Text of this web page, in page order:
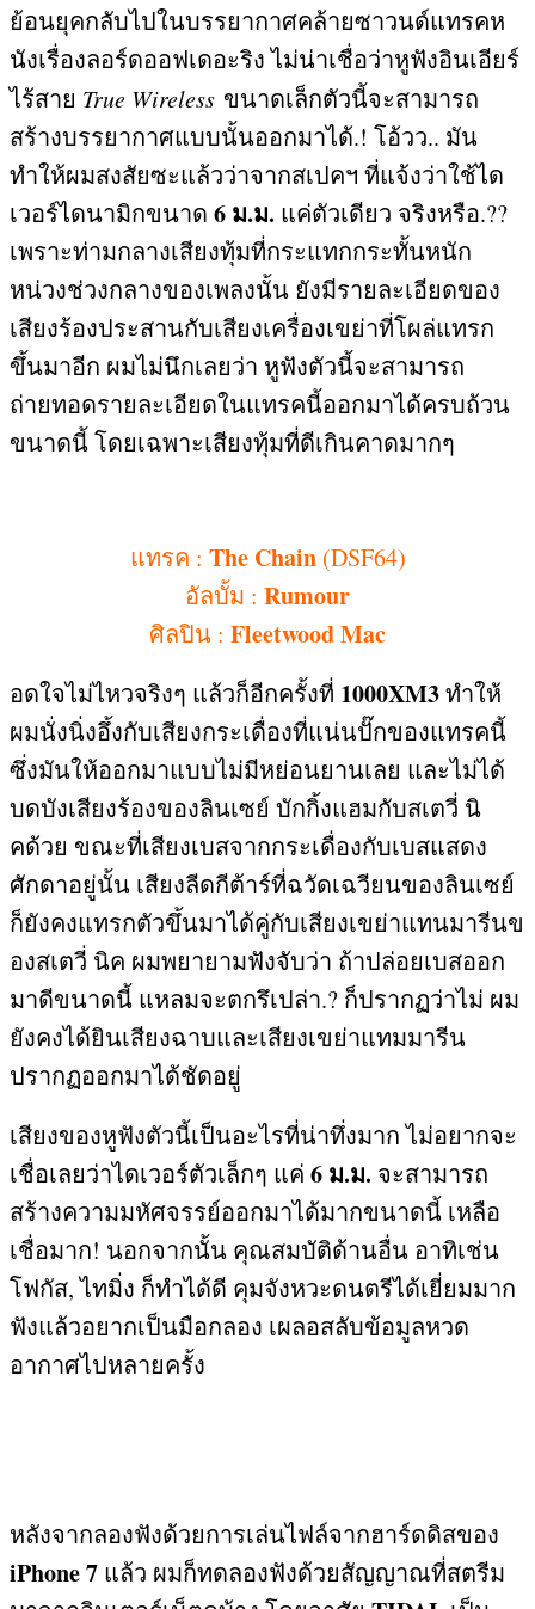
ย้อนยุคกลับไปในบรรยากาศคล้ายซาวนด์แทรคห
นังเรื่องลอร์ดออฟเดอะริง ไม่น่าเชื่อว่าหูฟังอินเอียร์
ไร้สาย True Wireless ขนาดเล็กตัวนี้จะสามารถ
สร้างบรรยากาศแบบนั้นออกมาได้.! โอ้วว.. มัน
ทำให้ผมสงสัยซะแล้วว่าจากสเปคฯ ที่แจ้งว่าใช้ได
เวอร์ไดนามิกขนาด 6 ม.ม. แค่ตัวเดียว จริงหรือ.??
เพราะท่ามกลางเสียงทุ้มที่กระแทกกระทั้นหนัก
หน่วงช่วงกลางของเพลงนั้น ยังมีรายละเอียดของ
เสียงร้องประสานกับเสียงเครื่องเขย่าที่โผล่แทรก
ขึ้นมาอีก ผมไม่นึกเลยว่า หูฟังตัวนี้จะสามารถ
ถ่ายทอดรายละเอียดในแทรคนี้ออกมาได้ครบถ้วน
ขนาดนี้ โดยเฉพาะเสียงทุ้มที่ดีเกินคาดมากๆ
แทรค : The Chain(DSF64)
อัลบั้ม : Rumour
ศิลปิน : Fleetwood Mac
อดใจไม่ไหวจริงๆ แล้วก็อีกครั้งที่ 1000XM3ทำให้
ผมนั่งนิ่งอึ้งกับเสียงกระเดื่องที่แน่นปั๊กของแทรคนี้
ซึ่งมันให้ออกมาแบบไม่มีหย่อนยานเลย และไม่ได้
บดบังเสียงร้องของลินเซย์ บักกิ้งแฮมกับสเตวี่ นิ
คด้วย ขณะที่เสียงเบสจากกระเดื่องกับเบสแสดง
ศักดาอยู่นั้น เสียงลีดกีต้าร์ที่ฉวัดเฉวียนของลินเซย์
ก็ยังคงแทรกตัวขึ้นมาได้คู่กับเสียงเขย่าแทนมารีนข
องสเตวี่ นิค ผมพยายามฟังจับว่า ถ้าปล่อยเบสออก
มาดีขนาดนี้ แหลมจะตกรึเปล่า.? ก็ปรากฏว่าไม่ ผม
ยังคงได้ยินเสียงฉาบและเสียงเขย่าแทมมารีน
ปรากฏออกมาได้ชัดอยู่
เสียงของหูฟังตัวนี้เป็นอะไรที่น่าทึ่งมาก ไม่อยากจะ
เชื่อเลยว่าไดเวอร์ตัวเล็กๆ แค่ 6 ม.ม. จะสามารถ
สร้างความมหัศจรรย์ออกมาได้มากขนาดนี้ เหลือ
เชื่อมาก! นอกจากนั้น คุณสมบัติด้านอื่น อาทิเช่น
โฟกัส,ไทมิ่ง ก็ทำได้ดี คุมจังหวะดนตรีได้เยี่ยมมาก
ฟังแล้วอยากเป็นมือกลอง เผลอสลับข้อมูลหวด
อากาศไปหลายครั้ง
หลังจากลองฟังด้วยการเล่นไฟล์จากฮาร์ดดิสของ
iPhone 7 แล้ว ผมก็ทดลองฟังด้วยสัญญาณที่สตรีม